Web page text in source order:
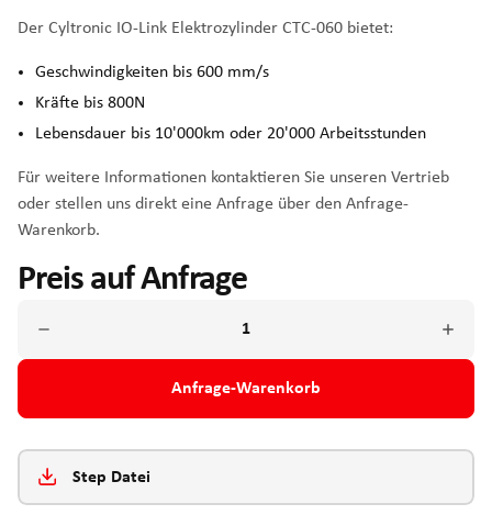
Der Cyltronic IO-Link Elektrozylinder CTC-060 bietet:
Geschwindigkeiten bis 600 mm/s
Kräfte bis 800N
Lebensdauer bis 10'000km oder 20'000 Arbeitsstunden
Für weitere Informationen kontaktieren Sie unseren Vertrieb
oder stellen uns direkt eine Anfrage über den Anfrage-
Warenkorb.
Preis auf Anfrage
Anfrage-Warenkorb
Step Datei